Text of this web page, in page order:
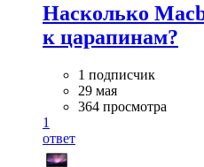
Насколько
к царапинам?
1 подписчик
29 мая
364 просмотра
1
ответ